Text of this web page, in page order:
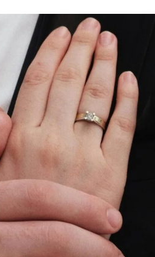
SPRAWY MAJĄTKOWE
POZOSTAŁE SPRAWY RODZINNE